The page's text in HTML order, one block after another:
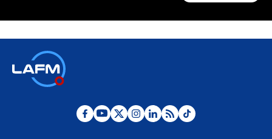
¿Por qué De la Espriella gobernará